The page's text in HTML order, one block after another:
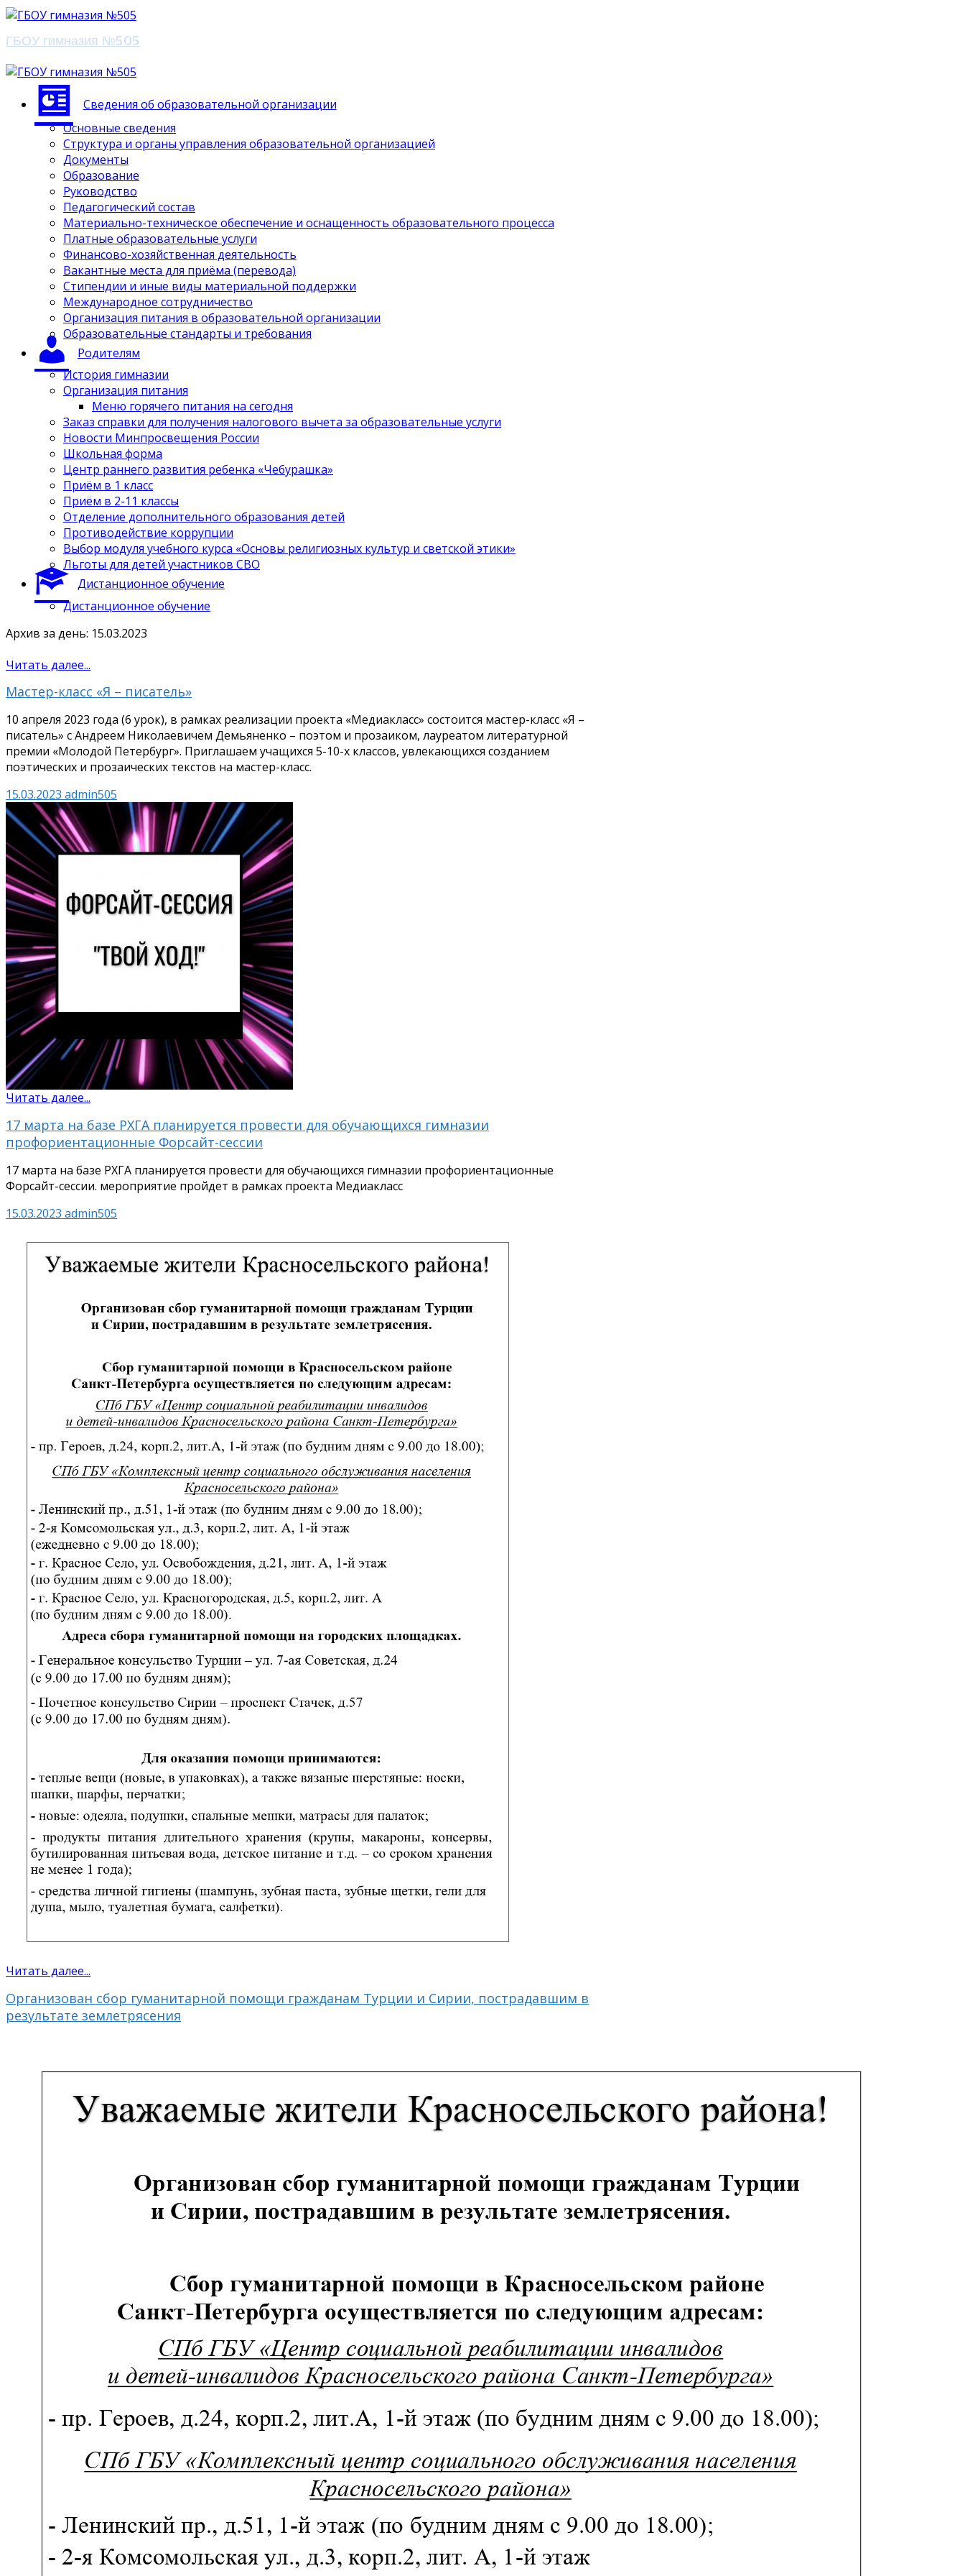
ГБОУ гимназия №505
Сведения об образовательной организации
Основные сведения
Структура и органы управления образовательной организацией
Документы
Образование
Руководство
Педагогический состав
Материально-техническое обеспечение и оснащенность образовательного процесса
Платные образовательные услуги
Финансово-хозяйственная деятельность
Вакантные места для приёма (перевода)
Стипендии и иные виды материальной поддержки
Международное сотрудничество
Организация питания в образовательной организации
Образовательные стандарты и требования
Родителям
История гимназии
Организация питания
Меню горячего питания на сегодня
Заказ справки для получения налогового вычета за образовательные услуги
Новости Минпросвещения России
Школьная форма
Центр раннего развития ребенка «Чебурашка»
Приём в 1 класс
Приём в 2-11 классы
Отделение дополнительного образования детей
Противодействие коррупции
Выбор модуля учебного курса «Основы религиозных культур и светской этики»
Льготы для детей участников СВО
Дистанционное обучение
Дистанционное обучение
Архив за день: 15.03.2023
Читать далее...
Мастер-класс «Я – писатель»
10 апреля 2023 года (6 урок), в рамках реализации проекта «Медиакласс» состоится мастер-класс «Я –
писатель» с Андреем Николаевичем Демьяненко – поэтом и прозаиком, лауреатом литературной
премии «Молодой Петербург». Приглашаем учащихся 5-10-х классов, увлекающихся созданием
поэтических и прозаических текстов на мастер-класс.
15.03.2023 admin505
Читать далее...
17 марта на базе РХГА планируется провести для обучающихся гимназии
профориентационные Форсайт-сессии
17 марта на базе РХГА планируется провести для обучающихся гимназии профориентационные
Форсайт-сессии. мероприятие пройдет в рамках проекта Медиакласс
15.03.2023 admin505
Читать далее...
Организован сбор гуманитарной помощи гражданам Турции и Сирии, пострадавшим в
результате землетрясения